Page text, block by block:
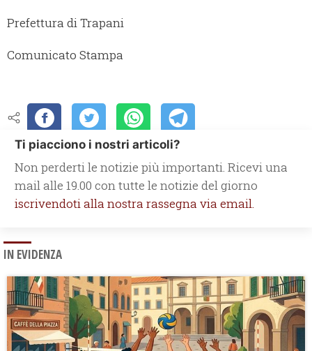
Prefettura di Trapani
Comunicato Stampa
Ti piacciono i nostri articoli?
Non perderti le notizie più importanti. Ricevi una
mail alle 19.00 con tutte le notizie del giorno
iscrivendoti alla nostra rassegna via email.
IN EVIDENZA